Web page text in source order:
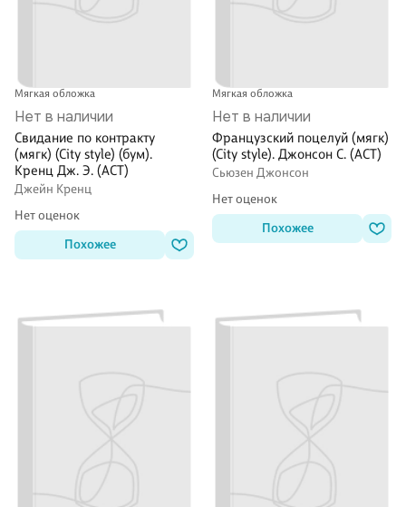
Мягкая обложка
Нет в наличии
Свидание по контракту
(мягк) (City style) (бум).
Кренц Дж. Э. (АСТ)
Джейн Кренц
Нет оценок
Похожее
Мягкая обложка
Нет в наличии
Французский поцелуй (мягк)
(City style). Джонсон С. (АСТ)
Сьюзен Джонсон
Нет оценок
Похожее